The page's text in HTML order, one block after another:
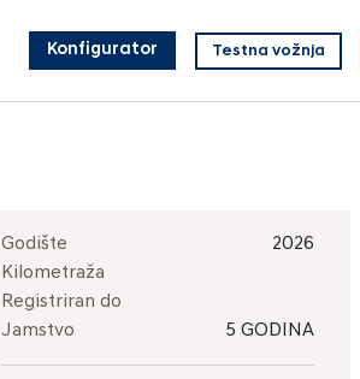
Konfigurator Testna vožnja
Godište
2026
Kilometraža
Registriran do
Jamstvo
5 GODINA